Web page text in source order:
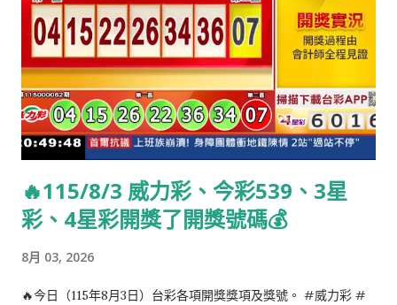
🔥115/8/3 威力彩、今彩539、3星
彩、4星彩開獎了開獎號碼💰
8月 03, 2026
🔥今日（115年8月3日）台彩各項開獎獎項及獎號。 #威力彩 #